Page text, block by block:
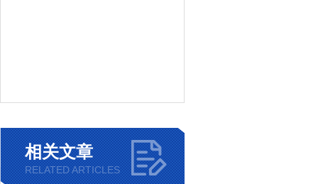
相关文章
RELATED ARTICLES